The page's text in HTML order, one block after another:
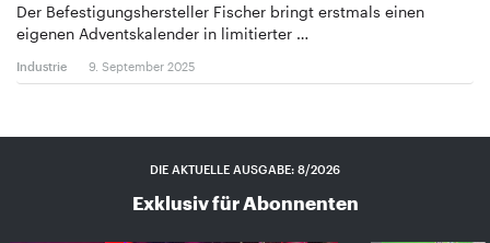
Der Befestigungshersteller Fischer bringt erstmals einen
eigenen Adventskalender in limitierter …
Industrie 9. September 2025
DIE AKTUELLE AUSGABE: 8/2026
Exklusiv für Abonnenten